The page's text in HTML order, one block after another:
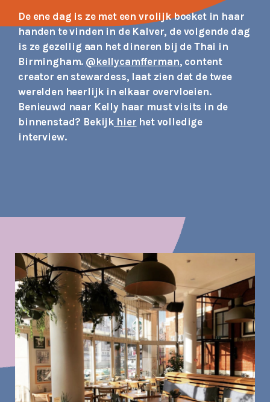
De ene dag is ze met een vrolijk boeket in haar
handen te vinden in de Kalver, de volgende dag
is ze gezellig aan het dineren bij de Thai in
Birmingham. @kellycamfferman, content
creator en stewardess, laat zien dat de twee
werelden heerlijk in elkaar overvloeien.
Benieuwd naar Kelly haar must visits in de
binnenstad? Bekijk hier het volledige
interview.